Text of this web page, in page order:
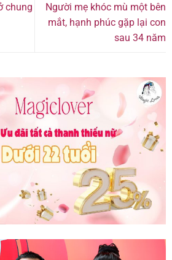
chung
Người mẹ khóc mù một bên
mắt, hạnh phúc gặp lại con
sau 34 năm